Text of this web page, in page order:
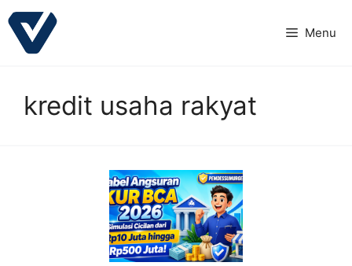
Langsung
ke
Menu
kredit usaha rakyat